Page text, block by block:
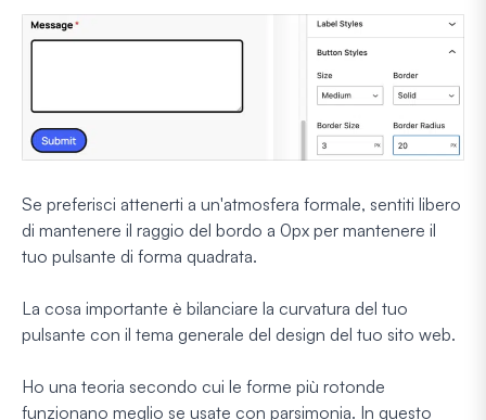
Se preferisci attenerti a un'atmosfera formale, sentiti libero
di mantenere il raggio del bordo a 0px per mantenere il
tuo pulsante di forma quadrata.
La cosa importante è bilanciare la curvatura del tuo
pulsante con il tema generale del design del tuo sito web.
Ho una teoria secondo cui le forme più rotonde
funzionano meglio se usate con parsimonia. In questo